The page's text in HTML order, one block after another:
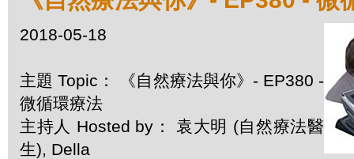
2018-05-18
主題 Topic： 《自然療法與你》- EP380 -
微循環療法
主持人 Hosted by： 袁大明 (自然療法醫
生), Della